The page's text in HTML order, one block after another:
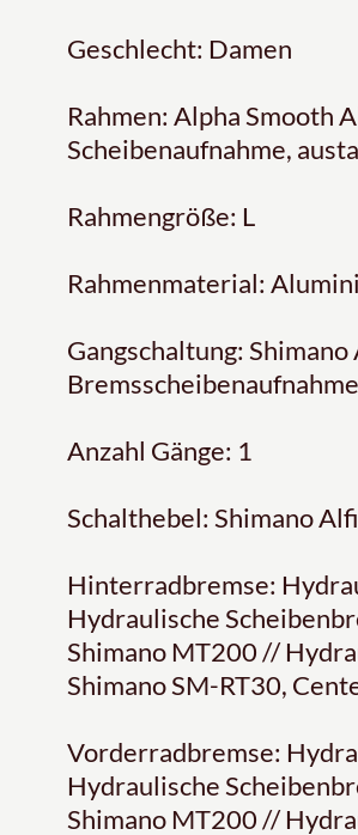
Geschlecht: Damen
Rahmen: Alpha Smooth
Scheibenaufnahme,
Rahmengröße: L
Rahmenmaterial:
Gangschaltung:
Anzahl Gänge: 1
Schalthebel: Shimano
Hinterradbremse:
Hydraulische
Shimano MT200 //
Shimano SM-RT30,
Vorderradbremse:
Hydraulische
Shimano MT200 //